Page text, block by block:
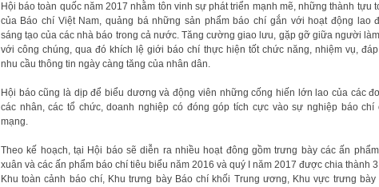
Hội báo toàn quốc năm 2017 nhằm tôn vinh sự phát triển mạnh mẽ, những thành tựu
của Báo chí Việt Nam, quảng bá những sản phẩm báo chí gắn với hoạt động lao
sáng tạo của các nhà báo trong cả nước. Tăng cường giao lưu, gặp gỡ giữa người
với công chúng, qua đó khích lệ giới báo chí thực hiện tốt chức năng, nhiệm vụ,
nhu cầu thông tin ngày càng tăng của nhân dân.
Hội báo cũng là dịp để biểu dương và động viên những cống hiến lớn lao của các
các nhân, các tổ chức, doanh nghiệp có đóng góp tích cực vào sự nghiệp báo chí
mạng.
Theo kế hoạch, tại Hội báo sẽ diễn ra nhiều hoạt đông gồm trưng bày các ấn
xuân và các ấn phẩm báo chí tiêu biểu năm 2016 và quý I năm 2017 được chia thành
Khu toàn cảnh báo chí, Khu trưng bày Báo chí khối Trung ương, Khu vực trưng bày